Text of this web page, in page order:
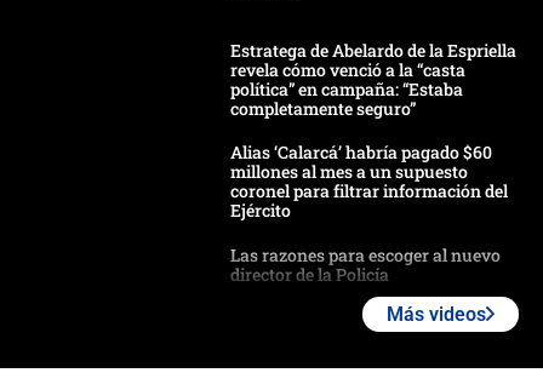
Estratega de Abelardo de la Espriella
revela cómo venció a la “casta
política” en campaña: “Estaba
completamente seguro”
Alias ‘Calarcá’ habría pagado $60
millones al mes a un supuesto
coronel para filtrar información del
Ejército
Las razones para escoger al nuevo
director de la Policía
futuro les espera a las cabalgatas en
Más videos